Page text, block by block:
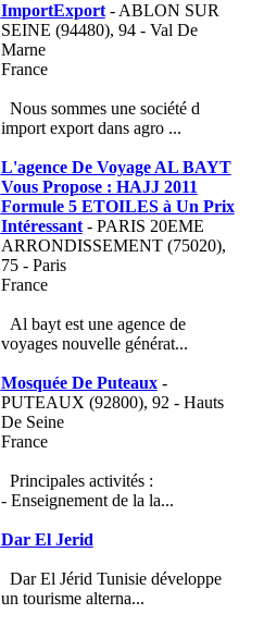
ImportExport- ABLON SUR
SEINE (94480), 94 - Val De
Marne
France
Nous sommes une société d
import export dans agro ...
L'agence De Voyage AL BAYT
Vous Propose : HAJJ 2011
Formule 5 ETOILES à Un Prix
Intéressant- PARIS 20EME
ARRONDISSEMENT (75020),
75 - Paris
France
Al bayt est une agence de
voyages nouvelle générat...
Mosquée De Puteaux-
PUTEAUX (92800), 92 - Hauts
De Seine
France
Principales activités :
- Enseignement de la la...
Dar El Jerid
Dar El Jérid Tunisie développe
un tourisme alterna...